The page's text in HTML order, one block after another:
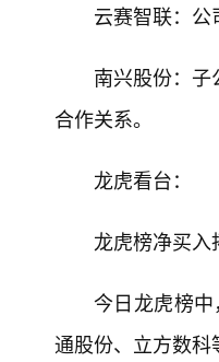
云赛智联：
南兴股份：
合作关系。
龙虎看台：
龙虎榜净买
今日龙虎榜
通股份、立方数科